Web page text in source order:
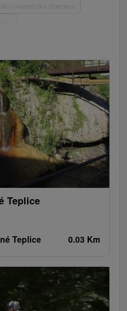
techniki
Pomniki
Teatry
Jazda konna
Chaty górskie
Miejsca sakralne
Ośrodek narciarski
i kina w przyrodzie
Teplice
Teplice 0.03 Km